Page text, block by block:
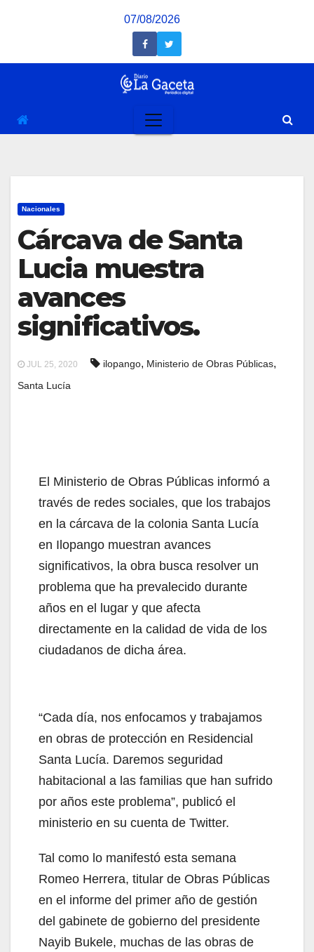
07/08/2026
Nacionales
Cárcava de Santa
Lucia muestra
avances
significativos.
JUL 25, 2020 ilopango, Ministerio de Obras Públicas,
Santa Lucía
El Ministerio de Obras Públicas informó a
través de redes sociales, que los trabajos
en la cárcava de la colonia Santa Lucía
en Ilopango muestran avances
significativos, la obra busca resolver un
problema que ha prevalecido durante
años en el lugar y que afecta
directamente en la calidad de vida de los
ciudadanos de dicha área.
“Cada día, nos enfocamos y trabajamos
en obras de protección en Residencial
Santa Lucía. Daremos seguridad
habitacional a las familias que han sufrido
por años este problema”, publicó el
ministerio en su cuenta de Twitter.
Tal como lo manifestó esta semana
Romeo Herrera, titular de Obras Públicas
en el informe del primer año de gestión
del gabinete de gobierno del presidente
Nayib Bukele, muchas de las obras de